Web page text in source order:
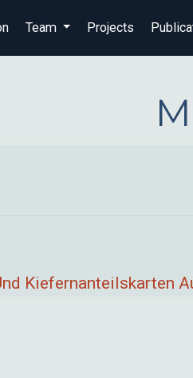
Team Projects
Kiefernanteilskarten